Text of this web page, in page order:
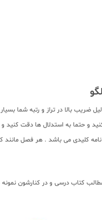
بالا در تراز و رتبه شما
و حتما به استدلال ها دقت
نامه کلیدی می باشد . هر فصل
کتاب درسی و در کنارشون